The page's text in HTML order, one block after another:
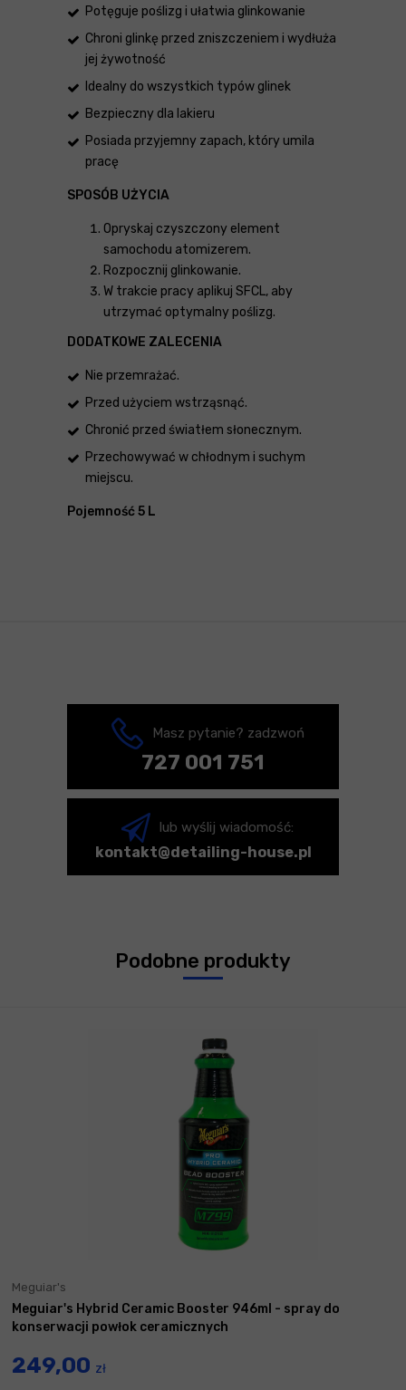
Potęguje poślizg i ułatwia glinkowanie
Chroni glinkę przed zniszczeniem i wydłuża
jej żywotność
Idealny do wszystkich typów glinek
Bezpieczny dla lakieru
Posiada przyjemny zapach, który umila
pracę
SPOSÓB UŻYCIA
Opryskaj czyszczony element
samochodu atomizerem.
Rozpocznij glinkowanie.
W trakcie pracy aplikuj SFCL, aby
utrzymać optymalny poślizg.
DODATKOWE ZALECENIA
Nie przemrażać.
Przed użyciem wstrząsnąć.
Chronić przed światłem słonecznym.
Przechowywać w chłodnym i suchym
miejscu.
Pojemność 5 L
Masz pytanie? zadzwoń
727 001 751
lub wyślij wiadomość:
kontakt@detailing-house.pl
Podobne produkty
Meguiar's
Meguiar's Hybrid Ceramic Booster 946ml - spray do
konserwacji powłok ceramicznych
249,00 zł